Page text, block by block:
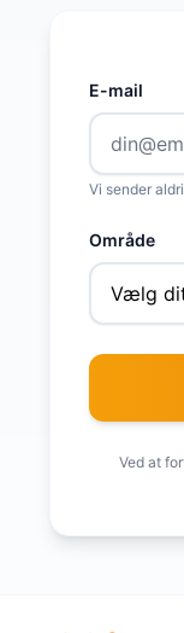
E-mail
Vi sender
Område
Ved at